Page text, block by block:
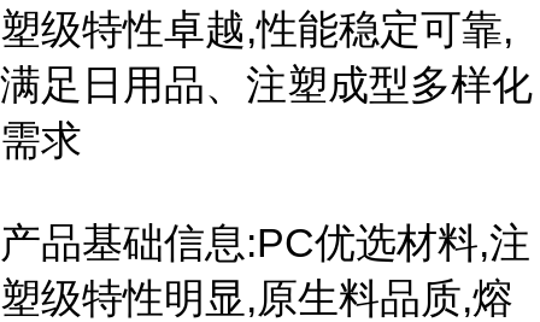
塑级特性卓越,性能稳定可靠,
满足日用品、注塑成型多样化
需求
产品基础信息:PC优选材料,注
塑级特性明显,原生料品质,熔